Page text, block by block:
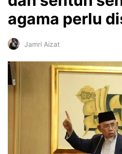
agama perlu
Jamri Aizat